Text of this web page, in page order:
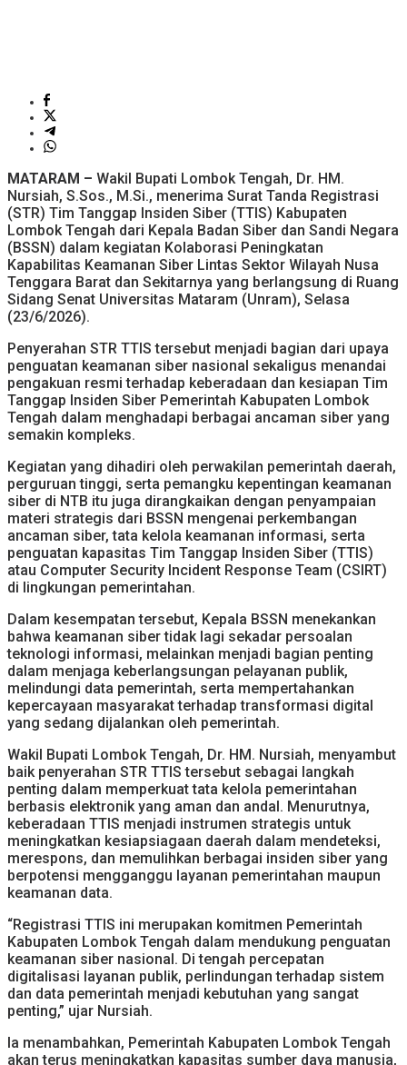
MATARAM – Wakil Bupati Lombok Tengah, Dr. HM.
Nursiah, S.Sos., M.Si., menerima Surat Tanda Registrasi
(STR) Tim Tanggap Insiden Siber (TTIS) Kabupaten
Lombok Tengah dari Kepala Badan Siber dan Sandi Negara
(BSSN) dalam kegiatan Kolaborasi Peningkatan
Kapabilitas Keamanan Siber Lintas Sektor Wilayah Nusa
Tenggara Barat dan Sekitarnya yang berlangsung di Ruang
Sidang Senat Universitas Mataram (Unram), Selasa
(23/6/2026).
Penyerahan STR TTIS tersebut menjadi bagian dari upaya
penguatan keamanan siber nasional sekaligus menandai
pengakuan resmi terhadap keberadaan dan kesiapan Tim
Tanggap Insiden Siber Pemerintah Kabupaten Lombok
Tengah dalam menghadapi berbagai ancaman siber yang
semakin kompleks.
Kegiatan yang dihadiri oleh perwakilan pemerintah daerah,
perguruan tinggi, serta pemangku kepentingan keamanan
siber di NTB itu juga dirangkaikan dengan penyampaian
materi strategis dari BSSN mengenai perkembangan
ancaman siber, tata kelola keamanan informasi, serta
penguatan kapasitas Tim Tanggap Insiden Siber (TTIS)
atau Computer Security Incident Response Team (CSIRT)
di lingkungan pemerintahan.
Dalam kesempatan tersebut, Kepala BSSN menekankan
bahwa keamanan siber tidak lagi sekadar persoalan
teknologi informasi, melainkan menjadi bagian penting
dalam menjaga keberlangsungan pelayanan publik,
melindungi data pemerintah, serta mempertahankan
kepercayaan masyarakat terhadap transformasi digital
yang sedang dijalankan oleh pemerintah.
Wakil Bupati Lombok Tengah, Dr. HM. Nursiah, menyambut
baik penyerahan STR TTIS tersebut sebagai langkah
penting dalam memperkuat tata kelola pemerintahan
berbasis elektronik yang aman dan andal. Menurutnya,
keberadaan TTIS menjadi instrumen strategis untuk
meningkatkan kesiapsiagaan daerah dalam mendeteksi,
merespons, dan memulihkan berbagai insiden siber yang
berpotensi mengganggu layanan pemerintahan maupun
keamanan data.
“Registrasi TTIS ini merupakan komitmen Pemerintah
Kabupaten Lombok Tengah dalam mendukung penguatan
keamanan siber nasional. Di tengah percepatan
digitalisasi layanan publik, perlindungan terhadap sistem
dan data pemerintah menjadi kebutuhan yang sangat
penting,” ujar Nursiah.
Ia menambahkan, Pemerintah Kabupaten Lombok Tengah
akan terus meningkatkan kapasitas sumber daya manusia,